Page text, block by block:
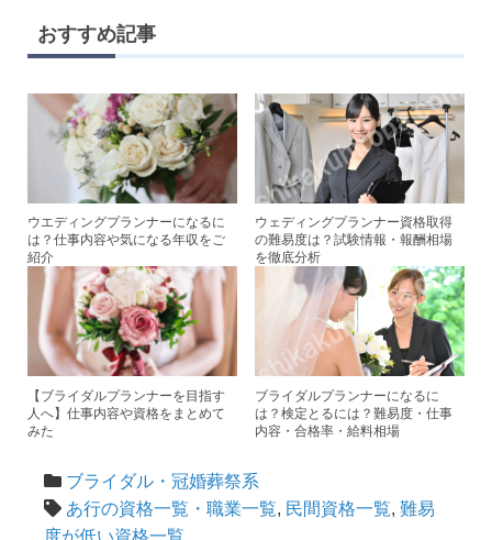
e
tt
er
c
b
o
o
k
st
おすすめ記事
ウエディングプランナーになるに
は？仕事内容や気になる年収をご
紹介
ウェディングプランナー資格取得
の難易度は？試験情報・報酬相場
を徹底分析
【ブライダルプランナーを目指す
人へ】仕事内容や資格をまとめて
みた
ブライダルプランナーになるに
は？検定とるには？難易度・仕事
内容・合格率・給料相場
ブライダル・冠婚葬祭系
あ行の資格一覧・職業一覧, 民間資格一覧, 難易
度が低い資格一覧